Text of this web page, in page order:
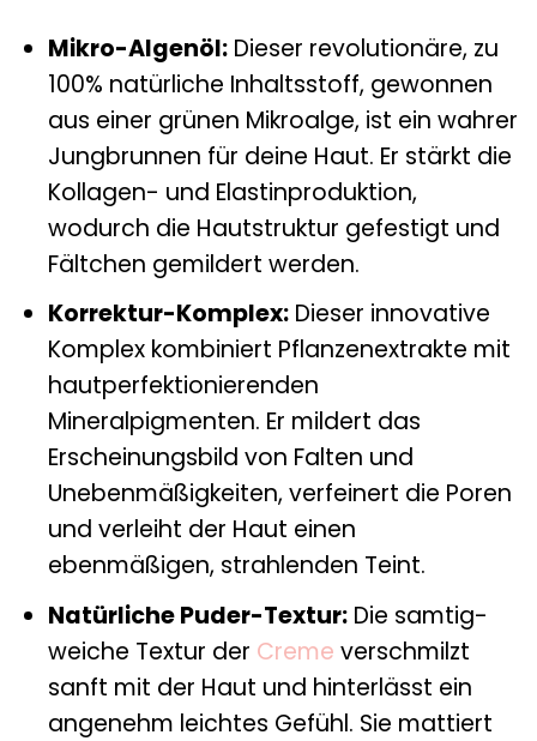
Mikro-Algenöl:Dieser revolutionäre, zu
100% natürliche Inhaltsstoff, gewonnen
aus einer grünen Mikroalge, ist ein wahrer
Jungbrunnen für deine Haut. Er stärkt die
Kollagen- und Elastinproduktion,
wodurch die Hautstruktur gefestigt und
Fältchen gemildert werden.
Korrektur-Komplex:Dieser innovative
Komplex kombiniert Pflanzenextrakte mit
hautperfektionierenden
Mineralpigmenten. Er mildert das
Erscheinungsbild von Falten und
Unebenmäßigkeiten, verfeinert die Poren
und verleiht der Haut einen
ebenmäßigen, strahlenden Teint.
Natürliche Puder-Textur:Die samtig-
weiche Textur der Creme verschmilzt
sanft mit der Haut und hinterlässt ein
angenehm leichtes Gefühl. Sie mattiert